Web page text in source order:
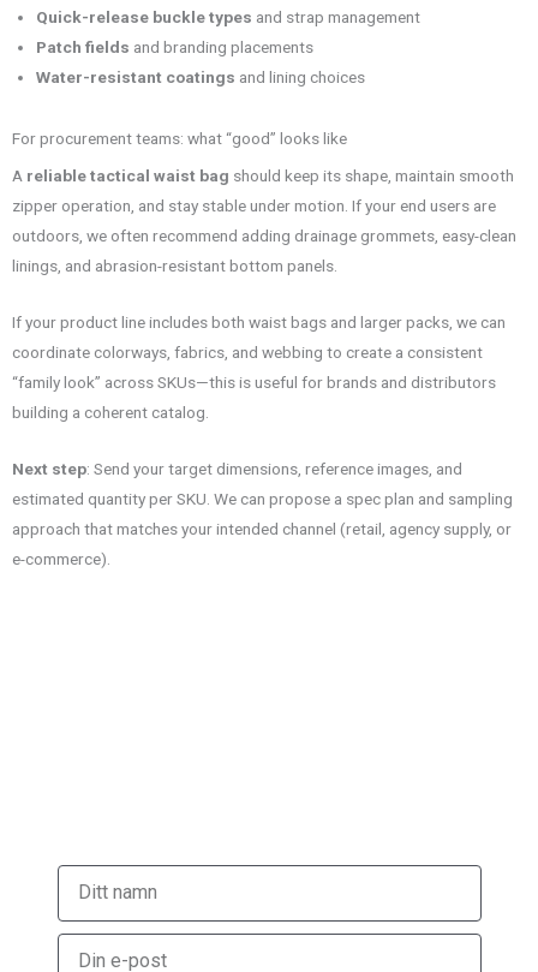
Quick-release buckle types and strap management
Patch fields and branding placements
Water-resistant coatings and lining choices
For procurement teams: what “good” looks like
A reliable tactical waist bag should keep its shape, maintain smooth
zipper operation, and stay stable under motion. If your end users are
outdoors, we often recommend adding drainage grommets, easy-clean
linings, and abrasion-resistant bottom panels.
If your product line includes both waist bags and larger packs, we can
coordinate colorways, fabrics, and webbing to create a consistent
“family look” across SKUs—this is useful for brands and distributors
building a coherent catalog.
Next step: Send your target dimensions, reference images, and
estimated quantity per SKU. We can propose a spec plan and sampling
approach that matches your intended channel (retail, agency supply, or
e-commerce).